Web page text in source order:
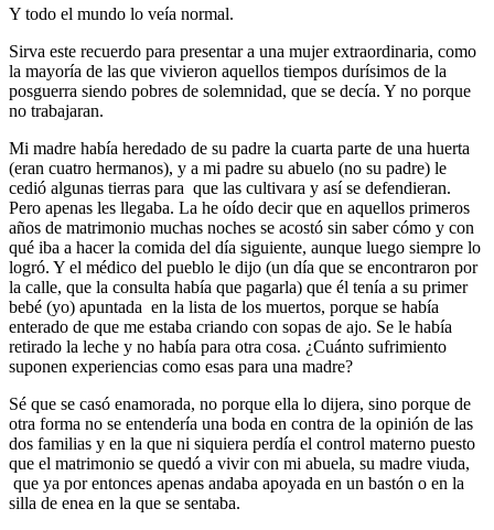
Y todo el mundo lo veía normal.
Sirva este recuerdo para presentar a una mujer extraordinaria, como
la mayoría de las que vivieron aquellos tiempos durísimos de la
posguerra siendo pobres de solemnidad, que se decía. Y no porque
no trabajaran.
Mi madre había heredado de su padre la cuarta parte de una huerta
(eran cuatro hermanos), y a mi padre su abuelo (no su padre) le
cedió algunas tierras para que las cultivara y así se defendieran.
Pero apenas les llegaba. La he oído decir que en aquellos primeros
años de matrimonio muchas noches se acostó sin saber cómo y con
qué iba a hacer la comida del día siguiente, aunque luego siempre lo
logró. Y el médico del pueblo le dijo (un día que se encontraron por
la calle, que la consulta había que pagarla) que él tenía a su primer
bebé (yo) apuntada en la lista de los muertos, porque se había
enterado de que me estaba criando con sopas de ajo. Se le había
retirado la leche y no había para otra cosa. ¿Cuánto sufrimiento
suponen experiencias como esas para una madre?
Sé que se casó enamorada, no porque ella lo dijera, sino porque de
otra forma no se entendería una boda en contra de la opinión de las
dos familias y en la que ni siquiera perdía el control materno puesto
que el matrimonio se quedó a vivir con mi abuela, su madre viuda,
que ya por entonces apenas andaba apoyada en un bastón o en la
silla de enea en la que se sentaba.